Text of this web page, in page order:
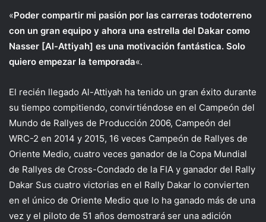
«Poder compartir mi pasión por las carreras todoterreno
con un gran equipo y ahora una estrella del Dakar como
Nasser [Al-Attiyah] es una motivación fantástica. Solo
quiero empezar la temporada«.
El recién llegado Al-Attiyah ha tenido un gran éxito durante
su tiempo compitiendo, convirtiéndose en el Campeón del
Mundo de Rallyes de Producción 2006, Campeón del
WRC-2 en 2014 y 2015, 16 veces Campeón de Rallyes de
Oriente Medio, cuatro veces ganador de la Copa Mundial
de Rallyes de Cross-Condado de la FIA y ganador del Rally
Dakar Sus cuatro victorias en el Rally Dakar lo convierten
en el único de Oriente Medio que lo ha ganado más de una
vez y el piloto de 51 años demostrará ser una adición